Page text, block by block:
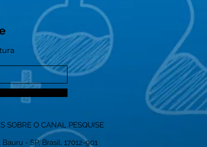
SOBRE O CANAL PESQUISE
- SP, Brasil, 17012-901